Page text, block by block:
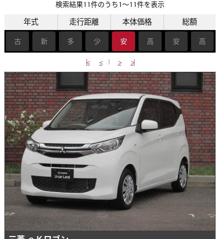
検索結果11件のうち1〜11件を表示
年式 走行距離 本体価格 総額
古 新 多 少 安 高 安 高
|< < 1 > >|